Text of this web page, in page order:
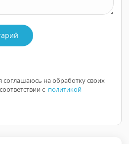
соглашаюсь на обработку своих
с политикой